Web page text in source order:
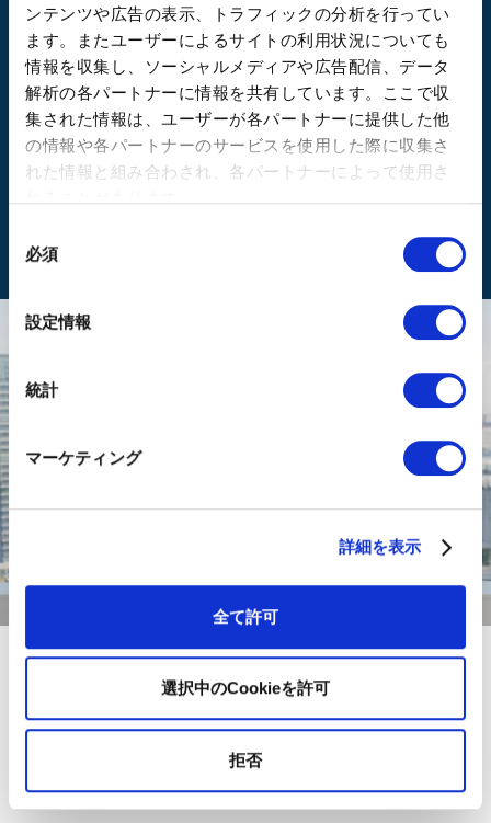
ンテンツや広告の表示、トラフィックの分析を行ってい
ます。またユーザーによるサイトの利用状況についても
情報を収集し、ソーシャルメディアや広告配信、データ
解析の各パートナーに情報を共有しています。ここで収
集された情報は、ユーザーが各パートナーに提供した他
の情報や各パートナーのサービスを使用した際に収集さ
れた情報と組み合わされ、各パートナーによって使用さ
必須
設定情報
統計
マーケティング
詳細を表示
全て許可
選択中のCookieを許可
拒否